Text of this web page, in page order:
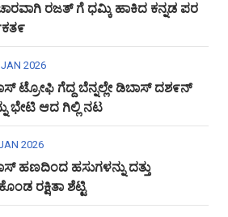
ರಜತ್ ಗೆ ಧಮ್ಕಿ ಹಾಕಿದ ಕನ್ನಡ ಪರ
2026
ಟ್ರೋಫಿ ಗೆದ್ದ ಬೆನ್ನಲ್ಲೇ ಡಿಬಾಸ್ ದಶ೯ನ್
ಭೇಟಿ ಆದ ಗಿಲ್ಲಿ ನಟ
2026
ಹಣದಿಂದ ಹಸುಗಳನ್ನು ದತ್ತು
ರಕ್ಷಿತಾ ಶೆಟ್ಟಿ